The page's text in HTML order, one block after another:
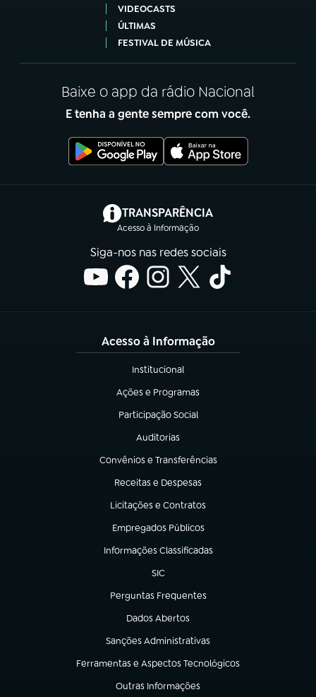
VIDEOCASTS
ÚLTIMAS
FESTIVAL DE MÚSICA
Baixe o app da rádio Nacional
E tenha a gente sempre com você.
TRANSPARÊNCIA
Acesso à Informação
(abre em nova aba)
Siga-nos nas redes sociais
Acesso à Informação
Institucional
(abre em nova aba)
Ações e Programas
(abre em nova aba)
Participação Social
(abre em nova aba)
Auditorias
(abre em nova aba)
Convênios e Transferências
(abre em nova aba)
Receitas e Despesas
(abre em nova aba)
Licitações e Contratos
(abre em nova aba)
Empregados Públicos
(abre em nova aba)
Informações Classificadas
(abre em nova aba)
SIC
(abre em nova aba)
Perguntas Frequentes
(abre em nova aba)
Dados Abertos
(abre em nova aba)
Sanções Administrativas
(abre em nova aba)
Ferramentas e Aspectos Tecnológicos
(abre em nova aba)
Outras Informações
(abre em nova aba)